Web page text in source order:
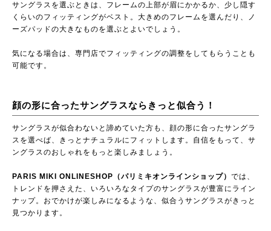
サングラスを選ぶときは、フレームの上部が眉にかかるか、少し隠す
くらいのフィッティングがベスト。大きめのフレームを選んだり、ノ
ーズパッドの大きなものを選ぶとよいでしょう。
気になる場合は、専門店でフィッティングの調整をしてもらうことも
可能です。
顔の形に合ったサングラスならきっと似合う！
サングラスが似合わないと諦めていた方も、顔の形に合ったサングラ
スを選べば、きっとナチュラルにフィットします。自信をもって、サ
ングラスのおしゃれをもっと楽しみましょう。
PARIS MIKI ONLINESHOP（パリミキオンラインショップ） では、
トレンドを押さえた、いろいろなタイプのサングラスが豊富にライン
ナップ。おでかけが楽しみになるような、似合うサングラスがきっと
見つかります。